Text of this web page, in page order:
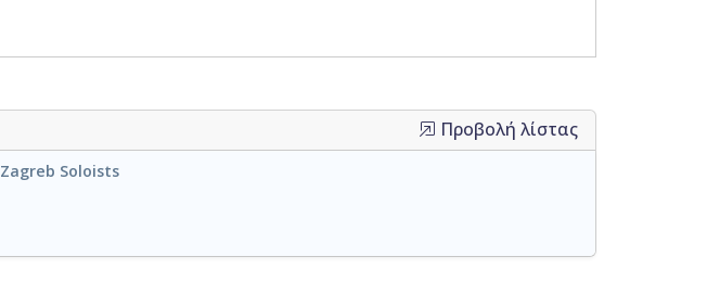
Προβολή λίστας
Zagreb Soloists